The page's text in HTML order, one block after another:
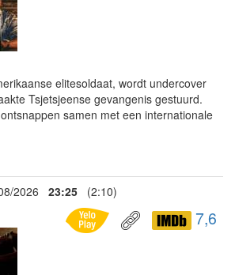
elitesoldaat, wordt undercover
Tsjetsjeense gevangenis gestuurd.
samen met een internationale
2026 23:25 (2:10)
7,6